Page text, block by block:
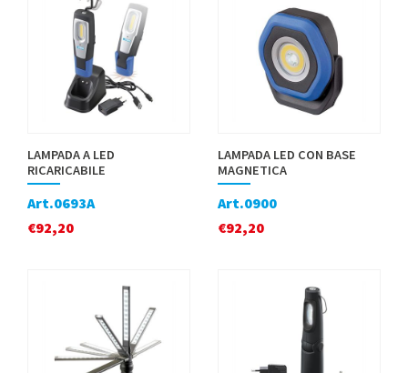
LAMPADA A LED
RICARICABILE
Art.0693A
€92,20
LAMPADA LED CON BASE
MAGNETICA
Art.0900
€92,20